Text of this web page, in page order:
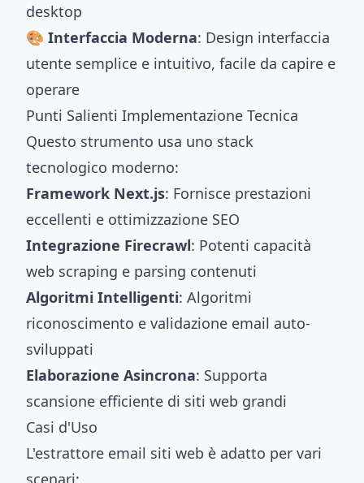
desktop
🎨 Interfaccia Moderna: Design interfaccia
utente semplice e intuitivo, facile da capire e
operare
Punti Salienti Implementazione Tecnica
Questo strumento usa uno stack
tecnologico moderno:
Framework Next.js: Fornisce prestazioni
eccellenti e ottimizzazione SEO
Integrazione Firecrawl: Potenti capacità
web scraping e parsing contenuti
Algoritmi Intelligenti: Algoritmi
riconoscimento e validazione email auto-
sviluppati
Elaborazione Asincrona: Supporta
scansione efficiente di siti web grandi
Casi d'Uso
L'estrattore email siti web è adatto per vari
scenari: